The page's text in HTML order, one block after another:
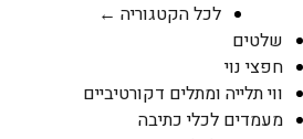
לכל הקטגוריה ←
שלטים
חפצי נוי
ווי תלייה ומתלים דקורטיביים
מעמדים לכלי כתיבה